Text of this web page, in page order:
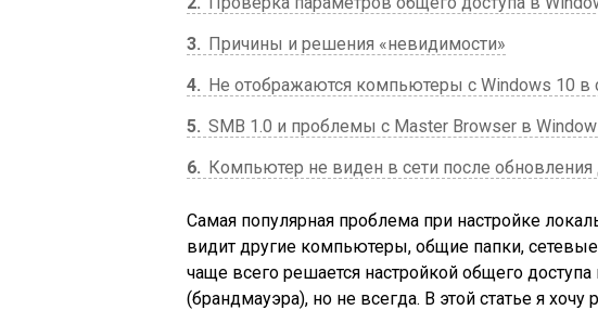
3
Причины и решения «невидимости»
4
Не отображаются компьютеры с Windows 10 в
5 SMB 1.0 и проблемы с Master Browser в
6
Компьютер не виден в сети после обновления
Самая популярная проблема при настройке
видит другие компьютеры, общие папки,
чаще всего решается настройкой общего
(брандмауэра), но не всегда. В этой статье я